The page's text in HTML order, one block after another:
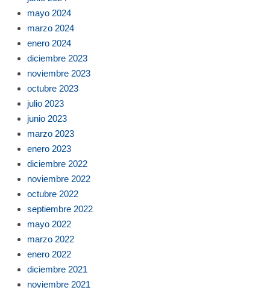
mayo 2024
marzo 2024
enero 2024
diciembre 2023
noviembre 2023
octubre 2023
julio 2023
junio 2023
marzo 2023
enero 2023
diciembre 2022
noviembre 2022
octubre 2022
septiembre 2022
mayo 2022
marzo 2022
enero 2022
diciembre 2021
noviembre 2021